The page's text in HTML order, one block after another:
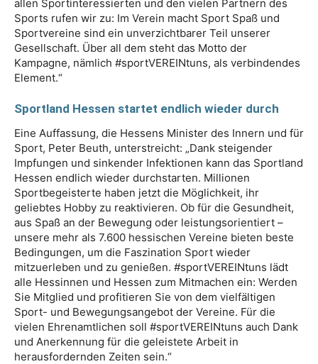
allen Sportinteressierten und den vielen Partnern des
Sports rufen wir zu: Im Verein macht Sport Spaß und
Sportvereine sind ein unverzichtbarer Teil unserer
Gesellschaft. Über all dem steht das Motto der
Kampagne, nämlich #sportVEREINtuns, als verbindendes
Element.“
Sportland Hessen startet endlich wieder durch
Eine Auffassung, die Hessens Minister des Innern und für
Sport, Peter Beuth, unterstreicht: „Dank steigender
Impfungen und sinkender Infektionen kann das Sportland
Hessen endlich wieder durchstarten. Millionen
Sportbegeisterte haben jetzt die Möglichkeit, ihr
geliebtes Hobby zu reaktivieren. Ob für die Gesundheit,
aus Spaß an der Bewegung oder leistungsorientiert –
unsere mehr als 7.600 hessischen Vereine bieten beste
Bedingungen, um die Faszination Sport wieder
mitzuerleben und zu genießen. #sportVEREINtuns lädt
alle Hessinnen und Hessen zum Mitmachen ein: Werden
Sie Mitglied und profitieren Sie von dem vielfältigen
Sport- und Bewegungsangebot der Vereine. Für die
vielen Ehrenamtlichen soll #sportVEREINtuns auch Dank
und Anerkennung für die geleistete Arbeit in
herausfordernden Zeiten sein.“